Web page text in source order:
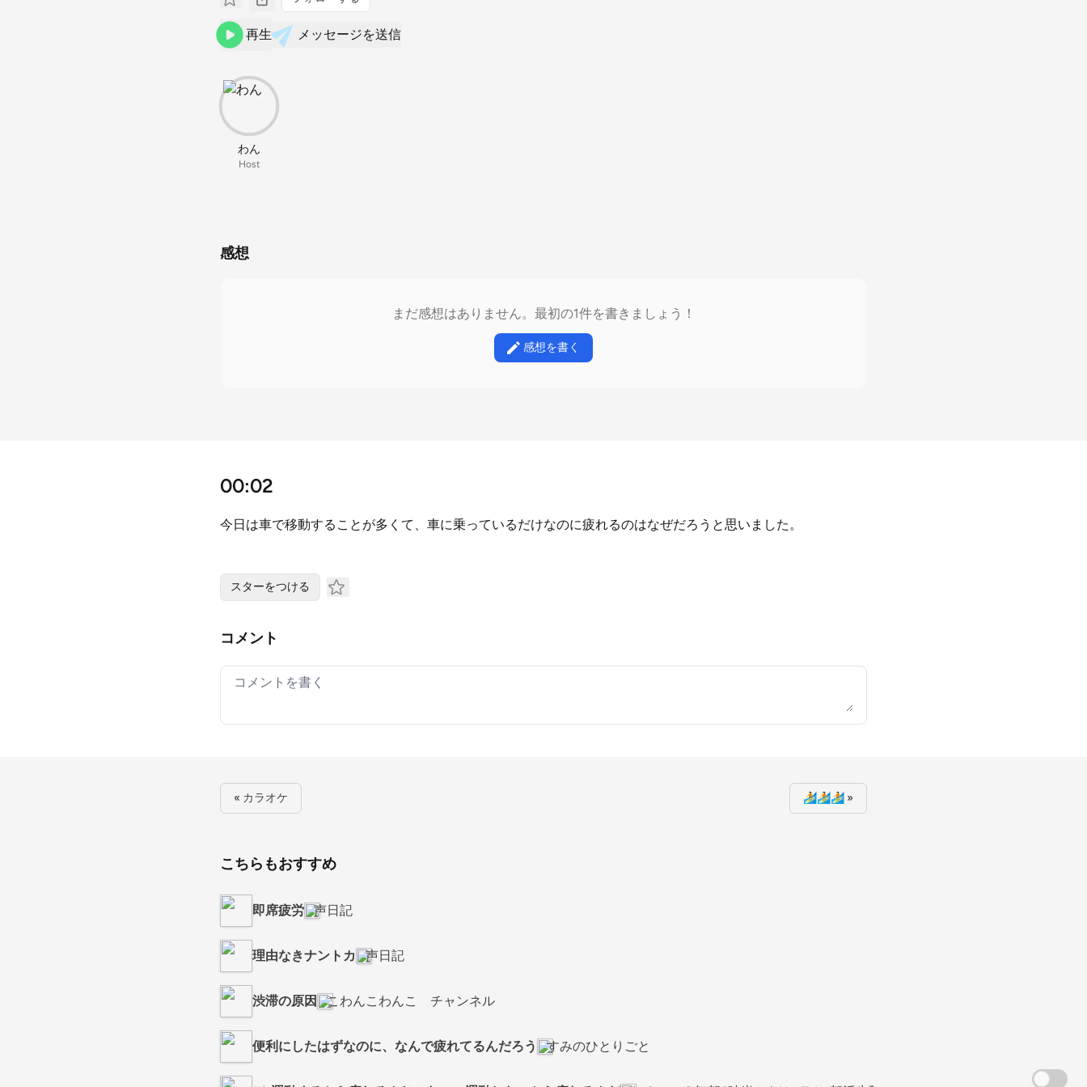
再生 メッセージを送信
わん
Host
感想
まだ感想はありません。最初の1件を書きましょう！
感想を書く
00:02
今日は車で移動することが多くて、車に乗っているだけなのに疲れるのはなぜだろうと思いました。
スターをつける
コメント
Your comment
« カラオケ 🏄🏄🏄 »
こちらもおすすめ
即席疲労 声日記
理由なきナントカ 声日記
渋滞の原因 こわんこわんこ チャンネル
便利にしたはずなのに、なんで疲れてるんだろう すみのひとりごと